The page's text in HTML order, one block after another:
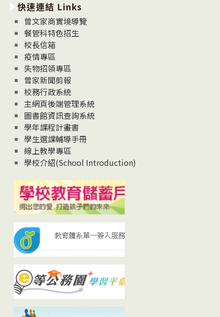
消
息
News
快速連結 Links
曾文家商實境導覽
餐管科特色招生
校長信箱
疫情專區
失物招領專區
曾家新聞剪報
校務行政系統
主網頁後端管理系統
圖書館資訊查詢系統
學年課程計畫書
學生選課輔導手冊
線上教學專區
學校介紹(School Introduction)